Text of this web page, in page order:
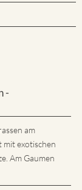
-
am
exotischen
Am Gaumen